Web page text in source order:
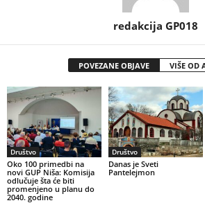
redakcija GP018
POVEZANE OBJAVE VIŠE OD
Društvo
Oko 100 primedbi na
novi GUP Niša: Komisija
odlučuje šta će biti
promenjeno u planu do
2040. godine
Društvo
Danas je Sveti
Pantelejmon